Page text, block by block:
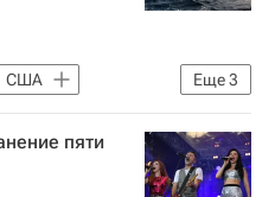
Еще3
США
пяти